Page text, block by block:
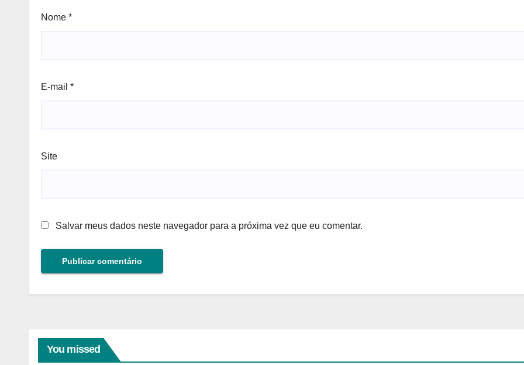
Nome *
E-mail *
Site
Salvar meus dados neste navegador para a próxima vez que eu comentar.
You missed